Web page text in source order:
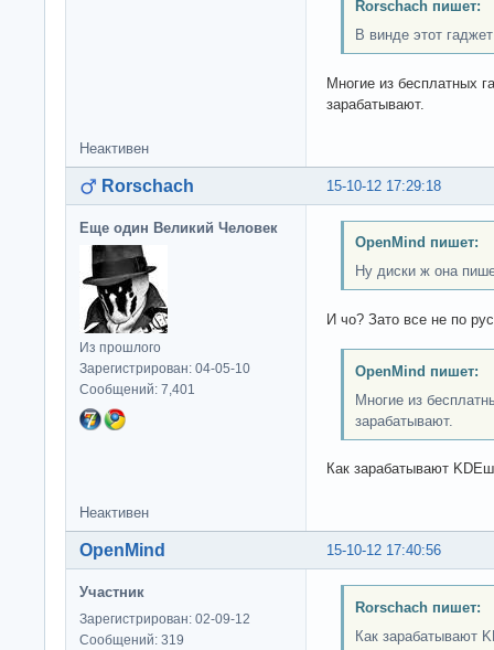
Rorschach пишет:
В винде этот
Многие из бесплатных
зарабатывают.
Неактивен
15-10-12 17:29:18
Rorschach
Еще один Великий Человек
Из прошлого
Зарегистрирован: 04-05-10
Сообщений: 7,401
OpenMind пишет:
Ну диски ж она
И чо? Зато все не по
OpenMind пишет:
Многие из
зарабатывают.
Как зарабатывают
Неактивен
15-10-12 17:40:56
OpenMind
Участник
Зарегистрирован: 02-09-12
Сообщений: 319
Rorschach пишет:
Как зарабатывают